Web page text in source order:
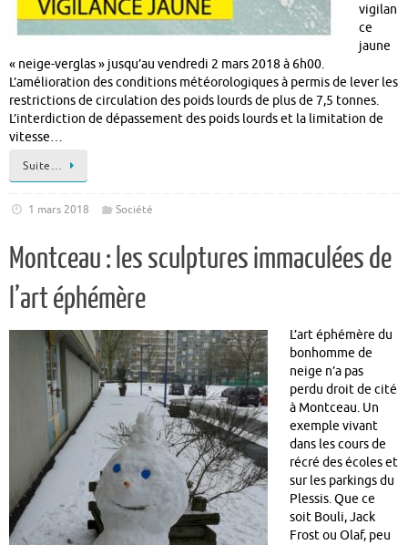
vigilan
ce
jaune
« neige-verglas » jusqu’au vendredi 2 mars 2018 à 6h00.
L’amélioration des conditions météorologiques à permis de lever les
restrictions de circulation des poids lourds de plus de 7,5 tonnes.
L’interdiction de dépassement des poids lourds et la limitation de
vitesse…
Suite…
1 mars 2018 Société
Montceau : les sculptures immaculées de
l’art éphémère
L’art éphémère du
bonhomme de
neige n’a pas
perdu droit de cité
à Montceau. Un
exemple vivant
dans les cours de
récré des écoles et
sur les parkings du
Plessis. Que ce
soit Bouli, Jack
Frost ou Olaf, peu